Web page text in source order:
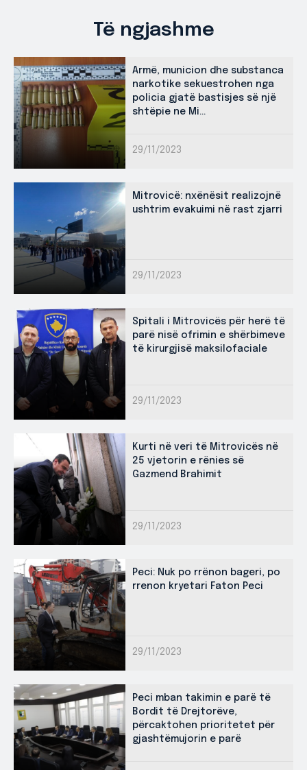
Të ngjashme
Armë, municion dhe substanca
narkotike sekuestrohen nga
policia gjatë bastisjes së një
shtëpie ne Mi...
29/11/2023
Mitrovicë: nxënësit realizojnë
ushtrim evakuimi në rast zjarri
29/11/2023
Spitali i Mitrovicës për herë të
parë nisë ofrimin e shërbimeve
të kirurgjisë maksilofaciale
29/11/2023
Kurti në veri të Mitrovicës në
25 vjetorin e rënies së
Gazmend Brahimit
29/11/2023
Peci: Nuk po rrënon bageri, po
rrenon kryetari Faton Peci
29/11/2023
Peci mban takimin e parë të
Bordit të Drejtorëve,
përcaktohen prioritetet për
gjashtëmujorin e parë